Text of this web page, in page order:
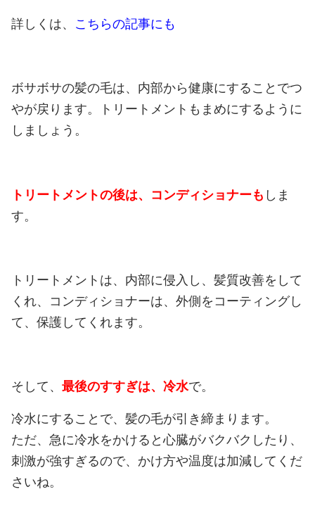
詳しくは、 こちらの記事にも
ボサボサの髪の毛は、内部から健康にすることでつ
やが戻ります。トリートメントもまめにするように
しましょう。
トリートメントの後は、コンディショナーも しま
す。
トリートメントは、内部に侵入し、髪質改善をして
くれ、コンディショナーは、外側をコーティングし
て、保護してくれます。
そして、 最後のすすぎは、冷水で。
冷水にすることで、髪の毛が引き締まります。
ただ、急に冷水をかけると心臓がバクバクしたり、
刺激が強すぎるので、かけ方や温度は加減してくだ
さいね。